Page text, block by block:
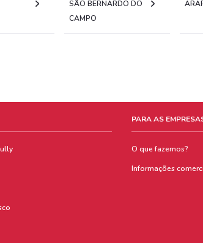
SÃO BERNARDO DO
CAMPO
PARA AS
O que fazemos?
Informações